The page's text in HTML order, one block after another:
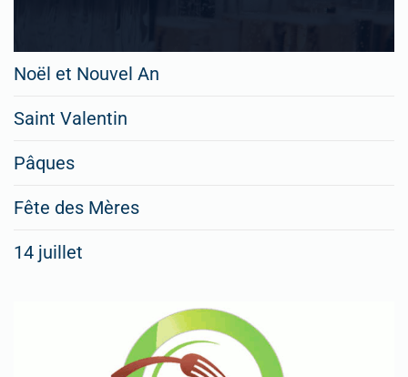
Noël et Nouvel An
Saint Valentin
Pâques
Fête des Mères
14 juillet